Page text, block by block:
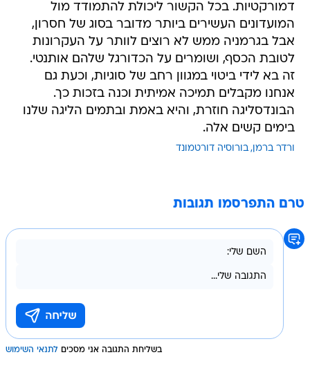
דמורקטיות. בכל הקשור ליכולת להתמודד מול
המועדונים העשירים ביותר מדובר בסוג של חסרון,
אבל בגרמניה ממש לא רוצים לוותר על העקרונות
לטובת הכסף, ושומרים על הכדורגל שלהם אותנטי.
זה בא לידי ביטוי במגוון רחב של סוגיות, וכעת גם
אנחנו מקבלים תמיכה אמיתית וכנה בזכות כך.
הבונדסליגה חוזרת, והיא באמת ובתמים הליגה שלנו
בימים קשים אלה.
ורדר ברמן בורוסיה דורטמונד
טרם התפרסמו תגובות
בשליחת התגובה אני מסכים לתנאי השימוש